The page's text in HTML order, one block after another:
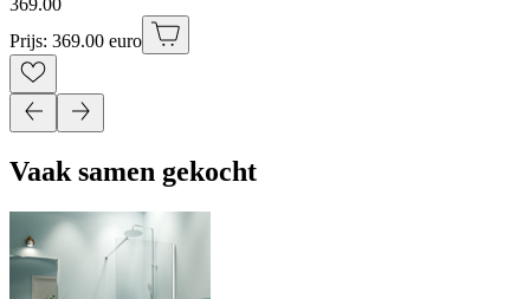
369.00
Prijs: 369.00 euro
Vaak samen gekocht